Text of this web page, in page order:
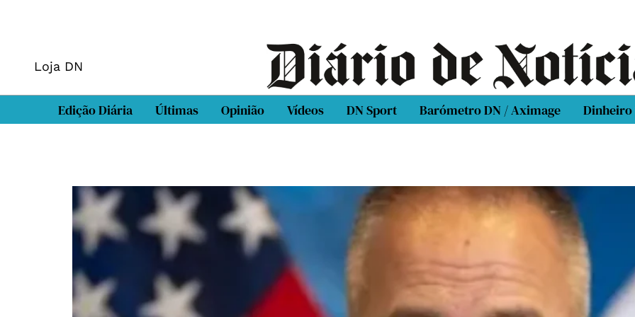
Loja DN
Edição Diária Últimas Opinião Vídeos DN Sport Barómetro DN / Aximage Dinheiro